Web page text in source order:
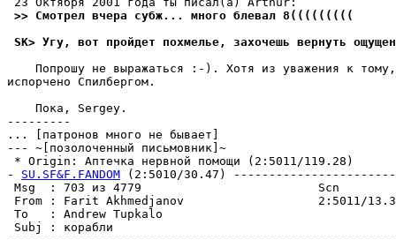
>> Смотрел вчера сyбж... много блевал 8(((((((((
SK> Угу, вот пройдет похмелье, захочешь вернуть
Попрошу не выражаться :-). Хотя из уважения к
испорчено Спилбергом.
    Пока, Sergey.
---------
... [патронов много не бывает]
--- ~[позолоченный письмовник]~
* Origin: Аптечка нервной помощи (2:5011/119.28)
- SU.SF&F.FANDOM (2:5010/30.47)
Msg  : 703 из 4779                         Scn
From : Farit Akhmedjanov                   2:5011/13.3
To   : Andrew Tupkalo
Subj : корабли